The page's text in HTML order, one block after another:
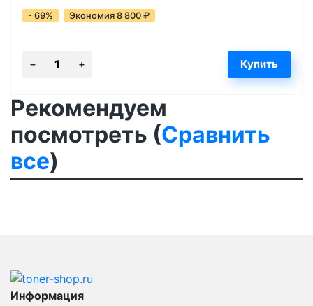
- 69% Экономия 8 800₽
Рекомендуем
посмотреть (Сравнить
все)
Информация